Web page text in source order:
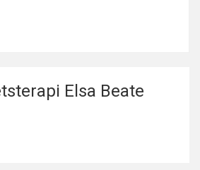
Elsa Beate